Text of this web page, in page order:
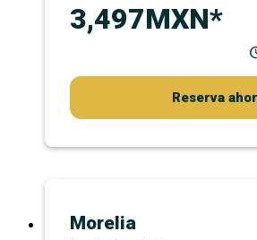
3,497MXN*
Reserva
Morelia